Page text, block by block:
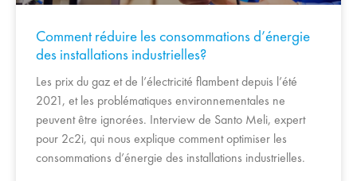
Comment réduire les consommations d’énergie
des installations industrielles?
Les prix du gaz et de l’électricité flambent depuis l’été
2021, et les problématiques environnementales ne
peuvent être ignorées. Interview de Santo Meli, expert
pour 2c2i, qui nous explique comment optimiser les
consommations d’énergie des installations industrielles.